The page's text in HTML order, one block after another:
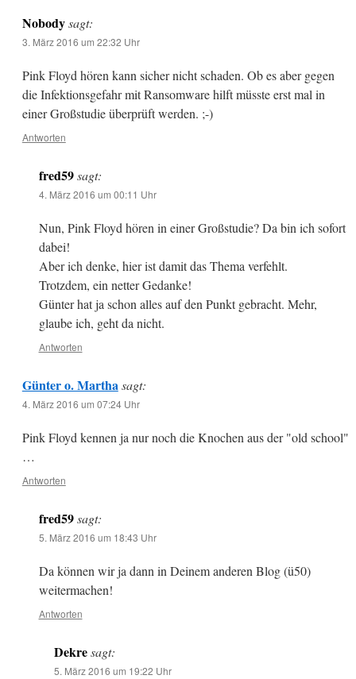
Nobody sagt:
3. März 2016 um 22:32 Uhr
Pink Floyd hören kann sicher nicht schaden. Ob es aber gegen
die Infektionsgefahr mit Ransomware hilft müsste erst mal in
einer Großstudie überprüft werden. ;-)
Antworten
fred59 sagt:
4. März 2016 um 00:11 Uhr
Nun, Pink Floyd hören in einer Großstudie? Da bin ich sofort
dabei!
Aber ich denke, hier ist damit das Thema verfehlt.
Trotzdem, ein netter Gedanke!
Günter hat ja schon alles auf den Punkt gebracht. Mehr,
glaube ich, geht da nicht.
Antworten
Günter o. Martha sagt:
4. März 2016 um 07:24 Uhr
Pink Floyd kennen ja nur noch die Knochen aus der "old school"
…
Antworten
fred59 sagt:
5. März 2016 um 18:43 Uhr
Da können wir ja dann in Deinem anderen Blog (ü50)
weitermachen!
Antworten
Dekresagt:
5. März 2016 um 19:22 Uhr